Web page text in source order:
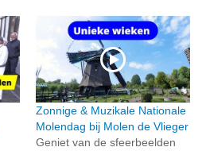
Zonnige & Muzikale Nationale
Molendag bij Molen de Vlieger
Geniet van de sfeerbeelden